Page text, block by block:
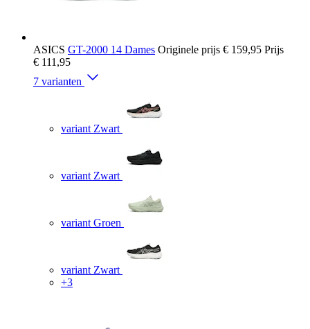
ASICS GT-2000 14 Dames Originele prijs € 159,95 Prijs
€ 111,95
7 varianten
variant Zwart
variant Zwart
variant Groen
variant Zwart
+3